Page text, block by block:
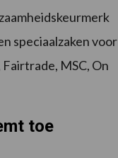
speciaalzaken voor
MSC, On
toe